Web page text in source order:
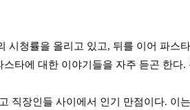
시청률을 올리고 있고, 뒤를 이어 파스
타에 대한 이야기들을 자주 듣곤 한다
직장인들 사이에서 인기 만점이다. 이